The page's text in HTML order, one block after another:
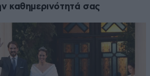
καθημερινότητά σας